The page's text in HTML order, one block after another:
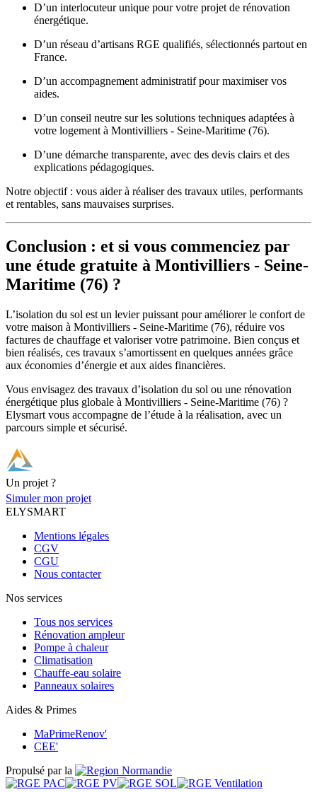
D’un interlocuteur unique pour votre projet de rénovation
énergétique.
D’un réseau d’artisans RGE qualifiés, sélectionnés partout en
France.
D’un accompagnement administratif pour maximiser vos
aides.
D’un conseil neutre sur les solutions techniques adaptées à
votre logement à Montivilliers - Seine-Maritime (76).
D’une démarche transparente, avec des devis clairs et des
explications pédagogiques.
Notre objectif : vous aider à réaliser des travaux utiles, performants
et rentables, sans mauvaises surprises.
Conclusion : et si vous commenciez par
une étude gratuite à Montivilliers - Seine-
Maritime (76) ?
L’isolation du sol est un levier puissant pour améliorer le confort de
votre maison à Montivilliers - Seine-Maritime (76), réduire vos
factures de chauffage et valoriser votre patrimoine. Bien conçus et
bien réalisés, ces travaux s’amortissent en quelques années grâce
aux économies d’énergie et aux aides financières.
Vous envisagez des travaux d’isolation du sol ou une rénovation
énergétique plus globale à Montivilliers - Seine-Maritime (76) ?
Elysmart vous accompagne de l’étude à la réalisation, avec un
parcours simple et sécurisé.
Un projet ?
Simuler mon projet
ELYSMART
Mentions légales
CGV
CGU
Nous contacter
Nos services
Tous nos services
Rénovation ampleur
Pompe à chaleur
Climatisation
Chauffe-eau solaire
Panneaux solaires
Aides & Primes
MaPrimeRenov'
CEE'
Propulsé par la